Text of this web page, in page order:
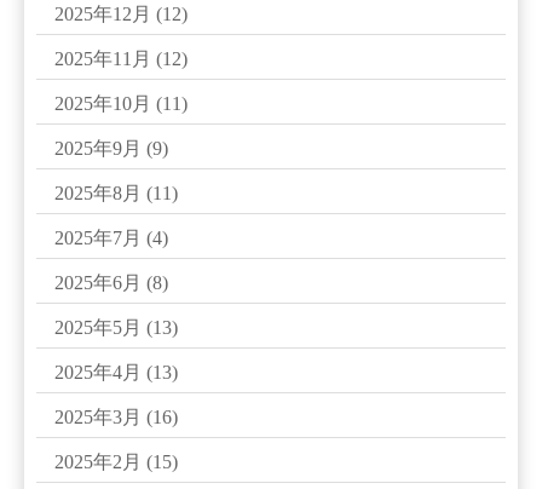
2025年12月 (12)
2025年11月 (12)
2025年10月 (11)
2025年9月 (9)
2025年8月 (11)
2025年7月 (4)
2025年6月 (8)
2025年5月 (13)
2025年4月 (13)
2025年3月 (16)
2025年2月 (15)